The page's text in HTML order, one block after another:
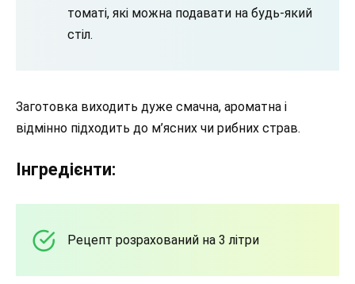
томаті, які можна подавати на будь-який
стіл.
Заготовка виходить дуже смачна, ароматна і
відмінно підходить до м’ясних чи рибних страв.
Інгредієнти:
Рецепт розрахований на 3 літри